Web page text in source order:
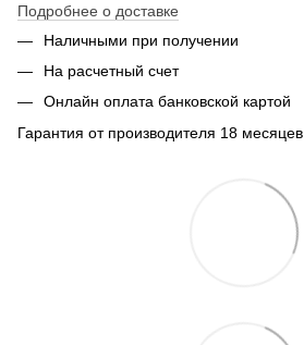
Подробнее о доставке
Наличными при получении
На расчетный счет
Онлайн оплата банковской картой
Гарантия от производителя 18 месяцев